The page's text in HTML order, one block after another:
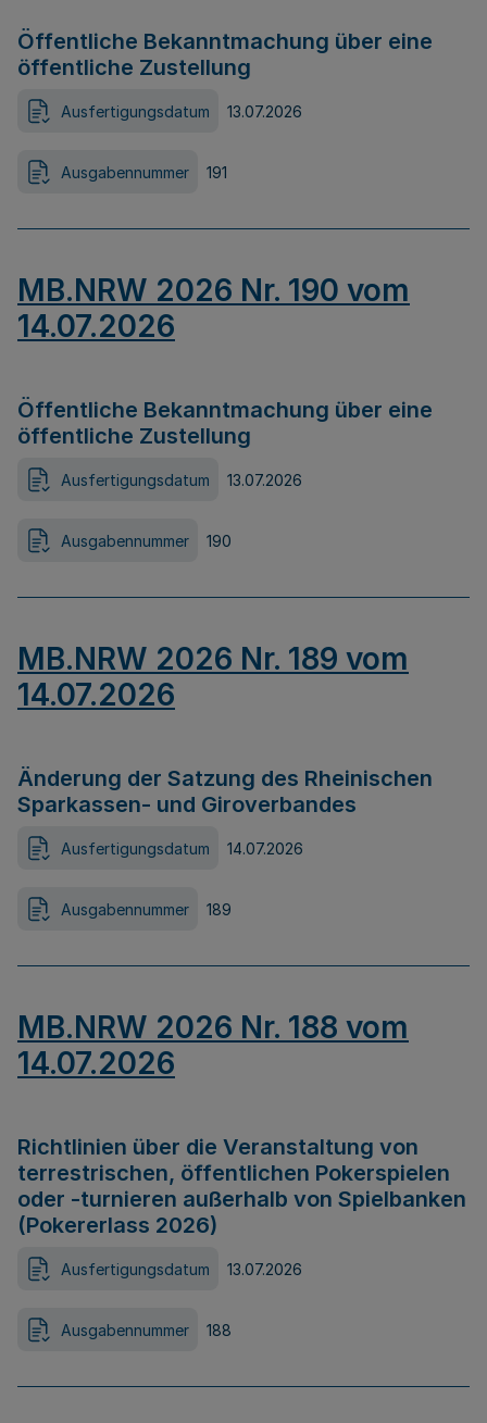
Öffentliche Bekanntmachung über eine
öffentliche Zustellung
Ausfertigungsdatum 13.07.2026
Ausgabennummer 191
MB.NRW 2026 Nr. 190 vom
14.07.2026
Öffentliche Bekanntmachung über eine
öffentliche Zustellung
Ausfertigungsdatum 13.07.2026
Ausgabennummer 190
MB.NRW 2026 Nr. 189 vom
14.07.2026
Änderung der Satzung des Rheinischen
Sparkassen- und Giroverbandes
Ausfertigungsdatum 14.07.2026
Ausgabennummer 189
MB.NRW 2026 Nr. 188 vom
14.07.2026
Richtlinien über die Veranstaltung von
terrestrischen, öffentlichen Pokerspielen
oder -turnieren außerhalb von Spielbanken
(Pokererlass 2026)
Ausfertigungsdatum 13.07.2026
Ausgabennummer 188